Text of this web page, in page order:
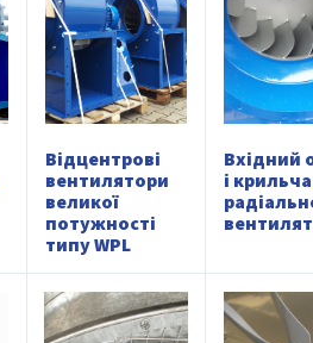
Відцентрові
вентилятори
великої
потужності
типу WPL
Вхідний
і